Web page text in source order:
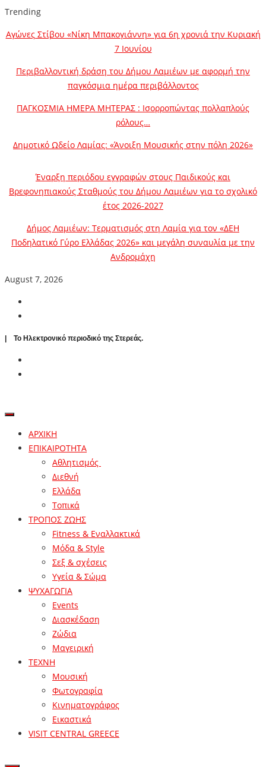
Trending
Αγώνες Στίβου «Νίκη Μπακογιάννη» για 6η χρονιά την Κυριακή
7 Ιουνίου
Περιβαλλοντική δράση του Δήμου Λαμιέων με αφορμή την
παγκόσμια ημέρα περιβάλλοντος
ΠΑΓΚΟΣΜΙΑ ΗΜΕΡΑ ΜΗΤΕΡΑΣ : Ισορροπώντας πολλαπλούς
ρόλους…
Δημοτικό Ωδείο Λαμίας: «Άνοιξη Μουσικής στην πόλη 2026»
Έναρξη περιόδου εγγραφών στους Παιδικούς και
Βρεφονηπιακούς Σταθμούς του Δήμου Λαμιέων για το σχολικό
έτος 2026-2027
Δήμος Λαμιέων: Τερματισμός στη Λαμία για τον «ΔΕΗ
Ποδηλατικό Γύρο Ελλάδας 2026» και μεγάλη συναυλία με την
Ανδρομάχη
August 7, 2026
| To Ηλεκτρονικό περιοδικό της Στερεάς.
ΑΡΧΙΚΗ
ΕΠΙΚΑΙΡΟΤΗΤΑ
Αθλητισμός
Διεθνή
Ελλάδα
Τοπικά
ΤΡΟΠΟΣ ΖΩΗΣ
Fitness & Εναλλακτικά
Μόδα & Style
Σεξ & σχέσεις
Υγεία & Σώμα
ΨΥΧΑΓΩΓΙΑ
Events
Διασκέδαση
Ζώδια
Μαγειρική
ΤΕΧΝΗ
Μουσική
Φωτογραφία
Κινηματογράφος
Εικαστικά
VISIT CENTRAL GREECE